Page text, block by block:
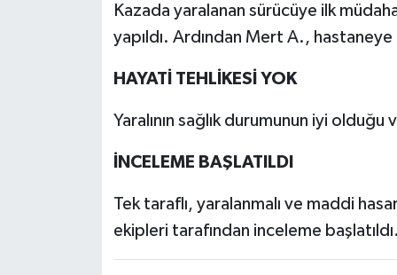
Kazada yaralanan sürücüye ilk
yapıldı. Ardından Mert A., hastaneye
HAYATİ TEHLİKESİ YOK
Yaralının sağlık durumunun iyi
İNCELEME BAŞLATILDI
Tek taraflı, yaralanmalı ve maddi
ekipleri tarafından inceleme başlatıldı.